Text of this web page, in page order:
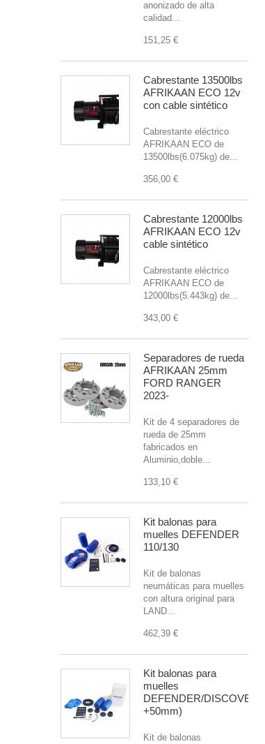
anonizado de alta
calidad...
151,25 €
Cabrestante 13500lbs
AFRIKAAN ECO 12v
con cable sintético
Cabrestante eléctrico
AFRIKAAN ECO de
13500lbs(6.075kg) de...
356,00 €
Cabrestante 12000lbs
AFRIKAAN ECO 12v
cable sintético
Cabrestante eléctrico
AFRIKAAN ECO de
12000lbs(5.443kg) de...
343,00 €
Separadores de rueda
AFRIKAAN 25mm
FORD RANGER
2023-
Kit de 4 separadores de
rueda de 25mm
fabricados en
Aluminio,doble...
133,10 €
Kit balonas para
muelles DEFENDER
110/130
Kit de balonas
neumáticas para muelles
con altura original para
LAND...
462,39 €
Kit balonas para
muelles
DEFENDER/
+50mm)
Kit de balonas